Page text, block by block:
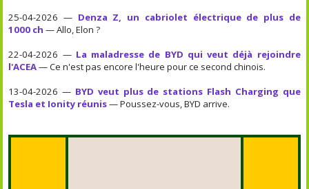
25-04-2026 — Denza Z, un cabriolet électrique de plus de
1000 ch — Allo, Elon ?
22-04-2026 — La maladresse de BYD qui veut déjà rejoindre
l'ACEA— Ce n'est pas encore l'heure pour ce second chinois.
13-04-2026 — BYD veut plus de stations Flash Charging que
Tesla et Ionity réunis— Poussez-vous, BYD arrive.